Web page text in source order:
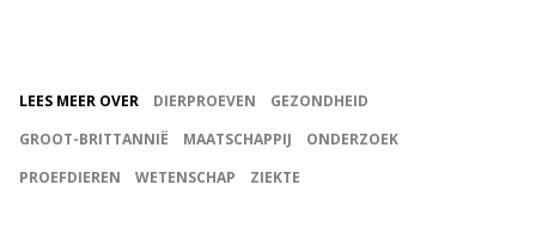
LEES MEER OVER DIERPROEVEN
GEZONDHEID
GROOT-BRITTANNIË
MAATSCHAPPIJ
ONDERZOEK
PROEFDIEREN
WETENSCHAP ZIEKTE